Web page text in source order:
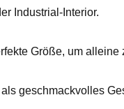
Industrial-Interior.
Größe, um
geschmackvolles